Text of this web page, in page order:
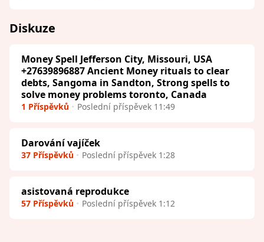
Diskuze
Money Spell Jefferson City, Missouri, USA
+27639896887 Ancient Money rituals to clear
debts, Sangoma in Sandton, Strong spells to
solve money problems toronto, Canada
1 Příspěvků Poslední příspěvek 11:49
Darování vajíček
37 Příspěvků Poslední příspěvek 1:28
asistovaná reprodukce
57 Příspěvků Poslední příspěvek 1:12